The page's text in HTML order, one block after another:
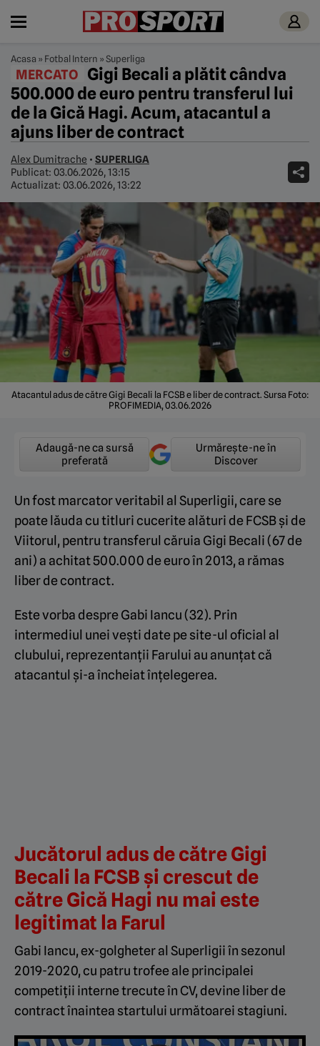
Acasa » Fotbal Intern »Superliga
MERCATO
Gigi Becali a plătit cândva
500.000 de euro pentru transferul lui
de la Gică Hagi. Acum, atacantul a
ajuns liber de contract
Alex Dumitrache • SUPERLIGA
Publicat: 03.06.2026, 13:15
Actualizat: 03.06.2026, 13:22
Atacantul adus de către Gigi Becali la FCSB e liber de contract. Sursa Foto:
PROFIMEDIA, 03.06.2026
Adaugă-ne ca sursă
preferată
Urmărește-ne în
Discover
Un fost marcator veritabil al Superligii, care se
poate lăuda cu titluri cucerite alături de FCSB și de
Viitorul, pentru transferul căruia Gigi Becali (67 de
ani) a achitat 500.000 de euro în 2013, a rămas
liber de contract.
Este vorba despre Gabi Iancu (32). Prin
intermediul unei vești date pe site-ul oficial al
clubului, reprezentanții Farului au anunțat că
atacantul și-a încheiat înțelegerea.
Jucătorul adus de către Gigi
Becali la FCSB și crescut de
către Gică Hagi nu mai este
legitimat la Farul
Gabi Iancu, ex-golgheter al Superligii în sezonul
2019-2020, cu patru trofee ale principalei
competiții interne trecute în CV, devine liber de
contract înaintea startului următoarei stagiuni.